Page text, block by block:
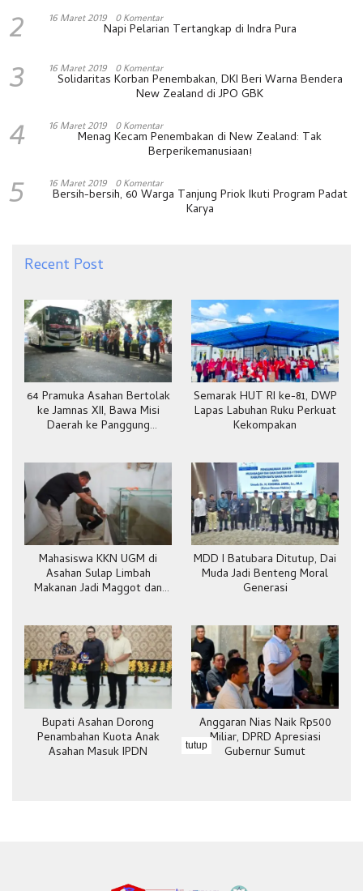
2 16 Maret 2019 0 Komentar
Napi Pelarian Tertangkap di Indra Pura
3 16 Maret 2019 0 Komentar
Solidaritas Korban Penembakan, DKI Beri Warna Bendera
New Zealand di JPO GBK
4 16 Maret 2019 0 Komentar
Menag Kecam Penembakan di New Zealand: Tak
Berperikemanusiaan!
5 16 Maret 2019 0 Komentar
Bersih-bersih, 60 Warga Tanjung Priok Ikuti Program Padat
Karya
Recent Post
64 Pramuka Asahan Bertolak
ke Jamnas XII, Bawa Misi
Daerah ke Panggung
Semarak HUT RI ke-81, DWP
Lapas Labuhan Ruku Perkuat
Kekompakan
Mahasiswa KKN UGM di
Asahan Sulap Limbah
Makanan Jadi Maggot dan
MDD I Batubara Ditutup, Dai
Muda Jadi Benteng Moral
Generasi
Bupati Asahan Dorong
Penambahan Kuota Anak
Asahan Masuk IPDN
Anggaran Nias Naik Rp500
Miliar, DPRD Apresiasi
Gubernur Sumut
tutup